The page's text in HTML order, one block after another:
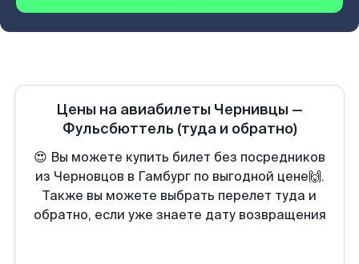
Цены на авиабилеты Чернивцы —
Фульсбюттель (туда и обратно)
😍 Вы можете купить билет без посредников
из Черновцов в Гамбург по выгодной цене🙌.
Также вы можете выбрать перелет туда и
обратно, если уже знаете дату возвращения